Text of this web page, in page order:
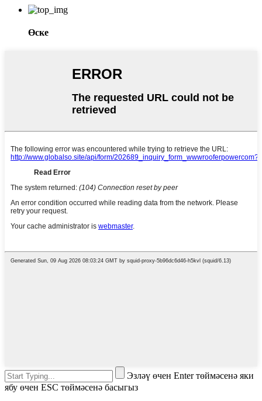
Өске
Эзләү өчен Enter төймәсенә яки
ябу өчен ESC төймәсенә басыгыз